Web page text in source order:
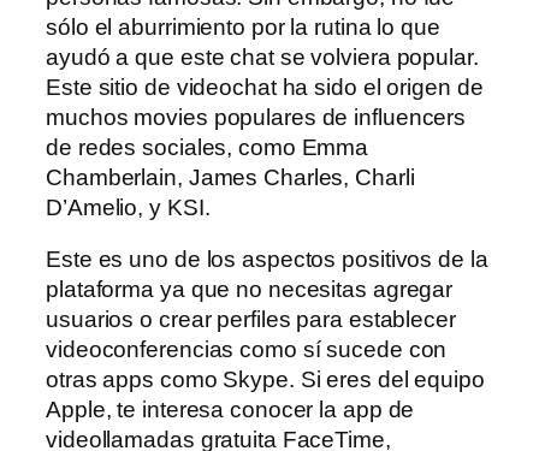
sólo el aburrimiento por la rutina lo que
ayudó a que este chat se volviera popular.
Este sitio de videochat ha sido el origen de
muchos movies populares de influencers
de redes sociales, como Emma
Chamberlain, James Charles, Charli
D’Amelio, y KSI.
Este es uno de los aspectos positivos de la
plataforma ya que no necesitas agregar
usuarios o crear perfiles para establecer
videoconferencias como sí sucede con
otras apps como Skype. Si eres del equipo
Apple, te interesa conocer la app de
videollamadas gratuita FaceTime,